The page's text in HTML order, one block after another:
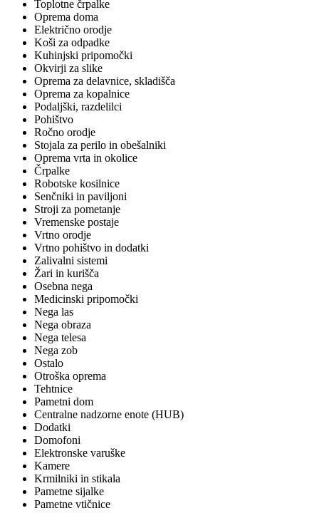
Toplotne črpalke
Oprema doma
Električno orodje
Koši za odpadke
Kuhinjski pripomočki
Okvirji za slike
Oprema za delavnice, skladišča
Oprema za kopalnice
Podaljški, razdelilci
Pohištvo
Ročno orodje
Stojala za perilo in obešalniki
Oprema vrta in okolice
Črpalke
Robotske kosilnice
Senčniki in paviljoni
Stroji za pometanje
Vremenske postaje
Vrtno orodje
Vrtno pohištvo in dodatki
Zalivalni sistemi
Žari in kurišča
Osebna nega
Medicinski pripomočki
Nega las
Nega obraza
Nega telesa
Nega zob
Ostalo
Otroška oprema
Tehtnice
Pametni dom
Centralne nadzorne enote (HUB)
Dodatki
Domofoni
Elektronske varuške
Kamere
Krmilniki in stikala
Pametne sijalke
Pametne vtičnice